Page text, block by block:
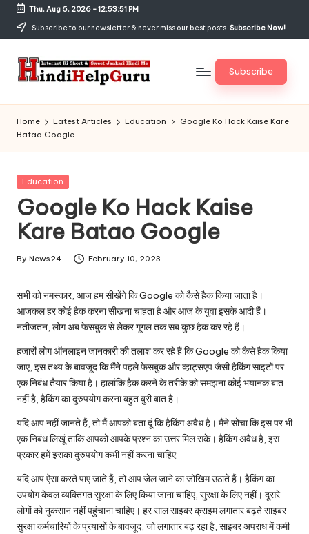
Skip
content
Thu, Aug 6, 2026-12:53:52 PM
Subscribe to our newsletter & never miss our best posts. Subscribe Now!
H
in
di
H
el
p
G
u
r
u.
o
m
Jankari
Hindi
me
Subscribe
Home Latest Articles Education
Google Ko Hack Kaise Kare
Batao Google
Posted
Education
Google Ko Hack Kaise
Kare Batao Google
Posted
By News24 February 10, 2023
सभी को नमस्कार, आज हम सीखेंगे कि Google को कैसे हैक किया जाता है।
आजकल हर कोई हैक करना सीखना चाहता है और आज के युवा इसके आदी हैं।
नतीजतन, लोग अब फेसबुक से लेकर गूगल तक सब कुछ हैक कर रहे हैं।
हजारों लोग ऑनलाइन जानकारी की तलाश कर रहे हैं कि Google को कैसे हैक किया
जाए, इस तथ्य के बावजूद कि मैंने पहले फेसबुक और व्हाट्सएप जैसी हैकिंग साइटों पर
एक निबंध तैयार किया है। हालांकि हैक करने के तरीके को समझना कोई भयानक बात
नहीं है, हैकिंग का दुरुपयोग करना बहुत बुरी बात है।
यदि आप नहीं जानते हैं, तो मैं आपको बता दूं कि हैकिंग अवैध है। मैंने सोचा कि इस पर भी
एक निबंध लिखूं ताकि आपको आपके प्रश्न का उत्तर मिल सके। हैकिंग अवैध है, इस
प्रकार हमें इसका दुरुपयोग कभी नहीं करना चाहिए;
यदि आप ऐसा करते पाए जाते हैं, तो आप जेल जाने का जोखिम उठाते हैं। हैकिंग का
उपयोग केवल व्यक्तिगत सुरक्षा के लिए किया जाना चाहिए, सुरक्षा के लिए नहीं। दूसरे
लोगों को नुकसान नहीं पहुंचाना चाहिए। हर साल साइबर क्राइम लगातार बढ़ते साइबर
सुरक्षा कर्मचारियों के प्रयासों के बावजूद, जो लगातार बढ़ रहा है, साइबर अपराध में कमी